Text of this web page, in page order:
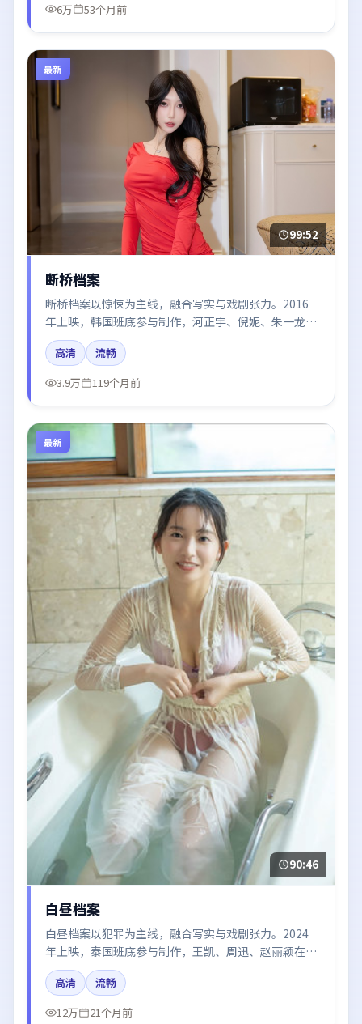
6万
53个月前
最新
99:52
断桥档案
断桥档案以惊悚为主线，融合写实与戏剧张力。2016
年上映，韩国班底参与制作，河正宇、倪妮、朱一龙、
肖战、张子枫在片中呈现细腻表演，影像风格统一，配
乐与剪辑强化了情绪曲线。
高清
流畅
3.9万
119个月前
最新
90:46
白昼档案
白昼档案以犯罪为主线，融合写实与戏剧张力。2024
年上映，泰国班底参与制作，王凯、周迅、赵丽颖在片
中呈现细腻表演，影像风格统一，配乐与剪辑强化了情
绪曲线。
高清
流畅
12万
21个月前